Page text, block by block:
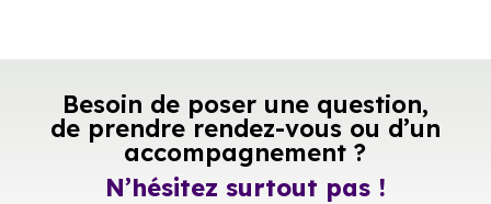
Besoin de poser une question,
de prendre rendez-vous ou d’un
accompagnement ?
N’hésitez surtout pas !